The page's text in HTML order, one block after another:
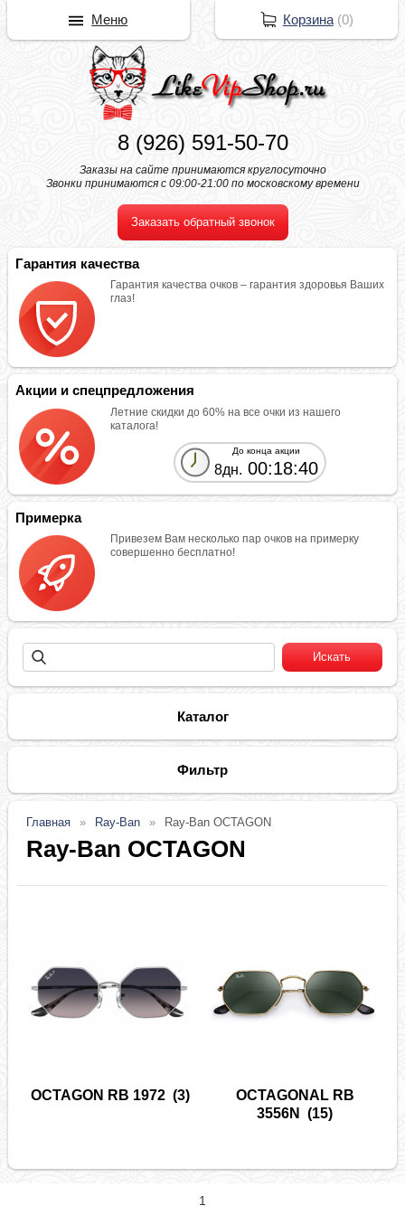
8 (926) 591-50-70
Заказы на сайте принимаются круглосуточно
Звонки принимаются с 09:00-21:00 по московскому времени
Заказать обратный звонок
Гарантия качества
Гарантия качества очков – гарантия здоровья Ваших
глаз!
Акции и спецпредложения
Летние скидки до 60% на все очки из нашего
каталога!
До конца акции
8дн. 00:18:40
Примерка
Привезем Вам несколько пар очков на примерку
совершенно бесплатно!
Каталог
Фильтр
Главная Ray-Ban Ray-Ban OCTAGON
Ray-Ban OCTAGON
OCTAGON RB 1972(3)
OCTAGONAL RB
3556N
(15)
1
Корзина(0)
Меню